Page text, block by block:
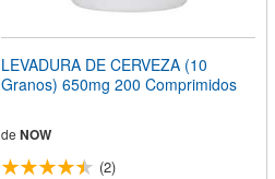
LEVADURA DE CERVEZA (10
Granos) 650mg 200 Comprimidos
de NOW
(2)